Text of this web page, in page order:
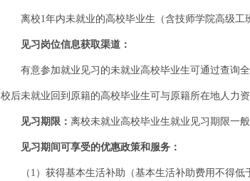
离校1年内未就业的高校毕业生（含技师学院高级
见习岗位信息获取渠道：
有意参加就业见习的未就业高校毕业生可通过查询
校后未就业回到原籍的高校毕业生可与原籍所在地人力
见习期限： 离校未就业高校毕业生就业见习期限一般
见习期间可享受的优惠政策和服务：
（1）获得基本生活补助（基本生活补助费用不得低